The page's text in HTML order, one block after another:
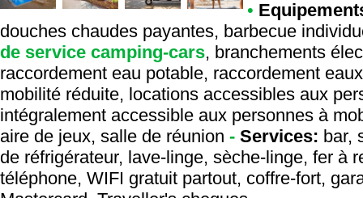
•
douches chaudes payantes, barbecue
de service camping-cars, branchements
raccordement eau potable, raccordement
mobilité réduite, locations accessibles aux
intégralement accessible aux personnes à
aire de jeux, salle de réunion - Services: bar,
de réfrigérateur, lave-linge, sèche-linge, fer à
téléphone, WIFI gratuit partout, coffre-fort,